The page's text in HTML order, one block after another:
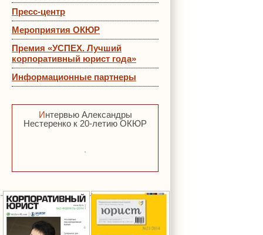
Пресс-центр
Мероприятия ОКЮР
Премия «УСПЕХ. Лучший
корпоративный юрист года»
Информационные партнеры
Интервью Александры
Нестеренко к 20-летию ОКЮР